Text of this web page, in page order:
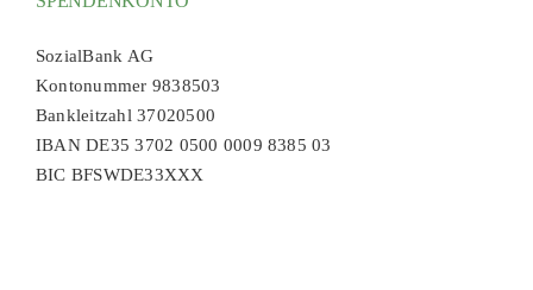
SozialBank AG
Kontonummer 9838503
Bankleitzahl 37020500
IBAN DE35 3702 0500 0009 8385 03
BIC BFSWDE33XXX